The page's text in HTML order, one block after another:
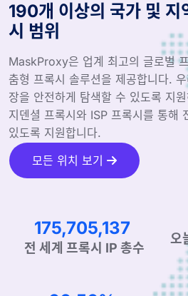
190개 이상의 국가 및 지
시 범위
MaskProxy은 업계 최고의 글로벌
춤형 프록시 솔루션을 제공합니다.
장을 안전하게 탐색할 수 있도록 지
지덴셜 프록시와 ISP 프록시를 통해
있도록 지원합니다.
모든 위치 보기
261,911,406
전 세계 프록시 IP 총수
오